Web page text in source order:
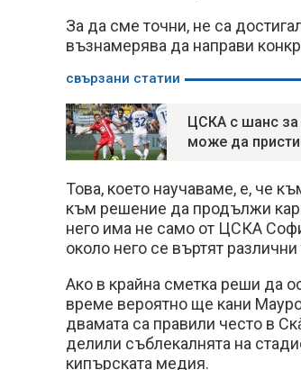
За да сме точни, не са
възнамерява да направи
свързани статии
ЦСКА с шанс за
може да
Това, което научаваме, е, че
към решение да продължи
него има не само от ЦСКА
около него се въртят
Ако в крайна сметка реши да
време вероятно ще кани
двамата са правили често в
делили съблекалнята на
кипърската медия.